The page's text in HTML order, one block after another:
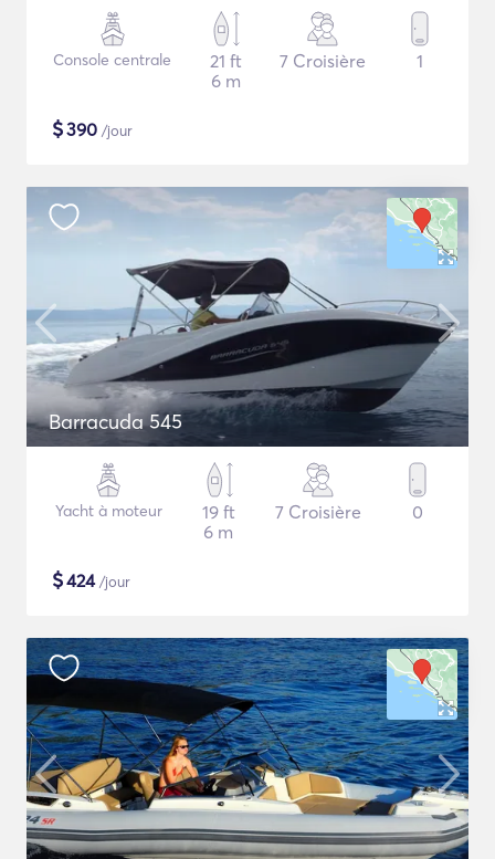
Console centrale
21 ft
6 m
7 Croisière 1
$390 /jour
Barracuda 545
Yacht à moteur
19 ft
6 m
7 Croisière 0
$424/jour